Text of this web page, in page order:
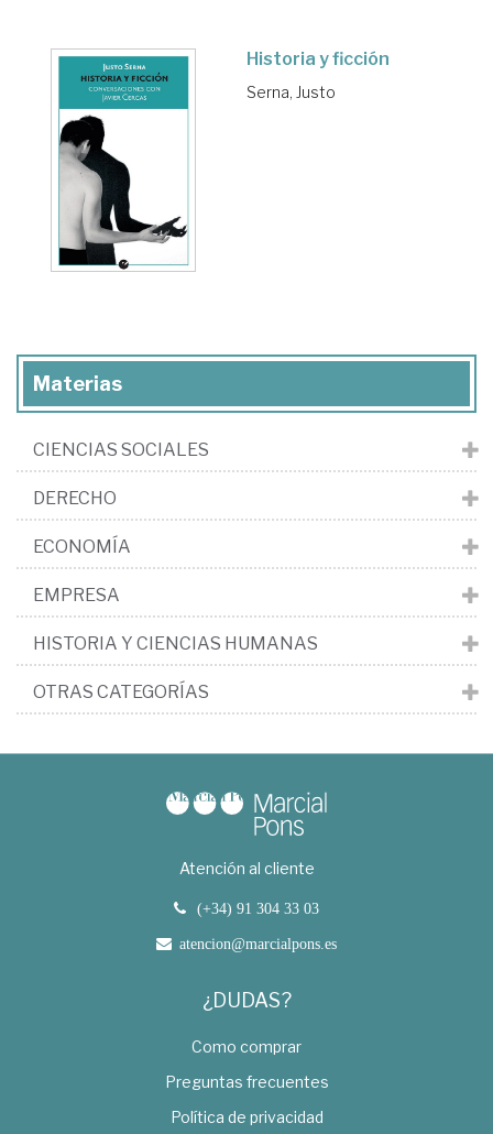
Historia y ficción
Serna, Justo
Materias
CIENCIAS SOCIALES
DERECHO
ECONOMÍA
EMPRESA
HISTORIA Y CIENCIAS HUMANAS
OTRAS CATEGORÍAS
Atención al cliente
(+34) 91 304 33 03
atencion@marcialpons.es
¿DUDAS?
Como comprar
Preguntas frecuentes
Política de privacidad